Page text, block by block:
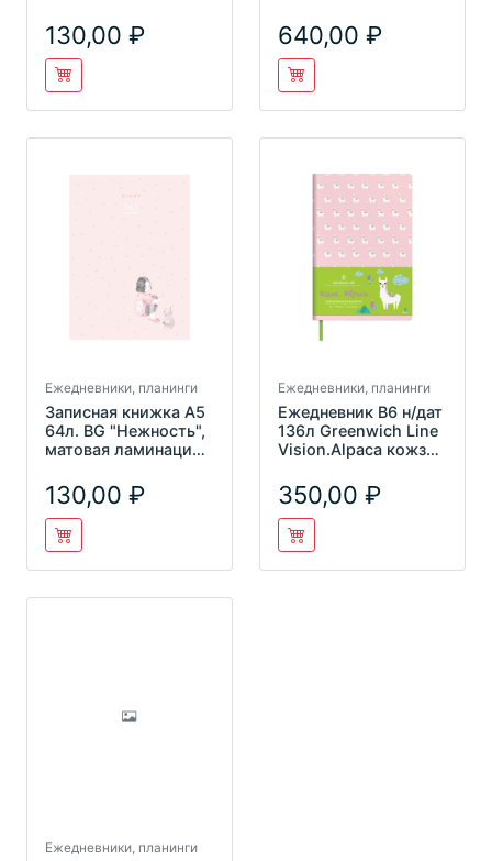
"Российска
130,00
кожзам, BG "Vie
640,00
Ежедневники, планинги
Записная книжка А5
64л. BG "Нежность",
матовая ламинация,
130,00
Ежедневники, планинги
Ежедневник В6 н/дат
136л Greenwich Line
Vision.Alpaca кожзам
350,00
Ежедневники, планинги